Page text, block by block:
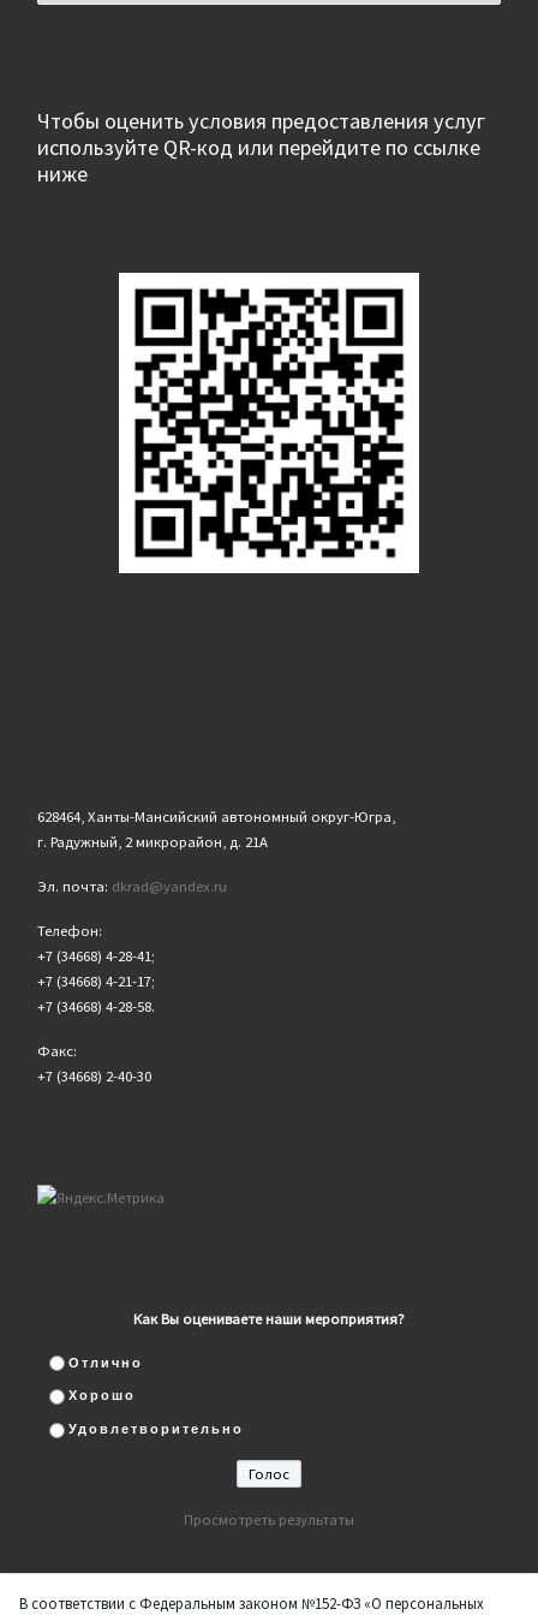
Чтобы оценить условия предоставления услуг
используйте QR-код или перейдите по ссылке
ниже
628464, Ханты-Мансийский автономный округ-Югра,
г. Радужный, 2 микрорайон, д. 21А
Эл. почта: dkrad@yandex.ru
Телефон:
+7 (34668) 4-28-41;
+7 (34668) 4-21-17;
+7 (34668) 4-28-58.
Факс:
+7 (34668) 2-40-30
Как Вы оцениваете наши мероприятия?
Отлично
Хорошо
Удовлетворительно
Просмотреть результаты
В соответствии с Федеральным законом №152-ФЗ «О персональных